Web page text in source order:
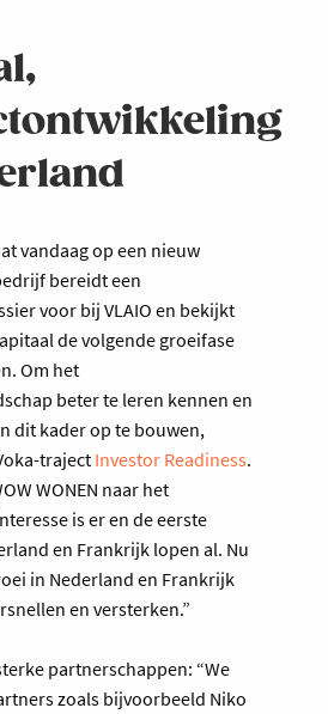
vandaag op een nieuw
bereidt een
voor bij VLAIO en bekijkt
de volgende groeifase
Om het
beter te leren kennen en
dit kader op te bouwen,
traject Investor Readiness.
WONEN naar het
is er en de eerste
en Frankrijk lopen al. Nu
in Nederland en Frankrijk
en versterken.”
partnerschappen: “We
zoals bijvoorbeeld Niko